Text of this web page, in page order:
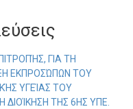
ΓΙΑ ΤΗ
ΕΚΠΡΟΣΏΠΩΝ ΤΟΥ
ΥΓΕΊΑΣ ΤΟΥ
ΤΗΣ 6ΗΣ ΥΠΕ.